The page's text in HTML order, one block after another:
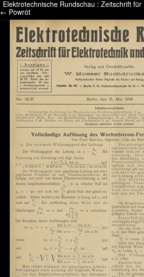
/* */ /* */ /* pliki_strona_po_stronie */
Elektrotechnische Rundschau : Zeitschrift
← Powrót